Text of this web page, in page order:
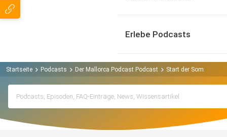
Erlebe Podcasts
Startseite Podcasts Der Mallorca Podcast Podcast Start der